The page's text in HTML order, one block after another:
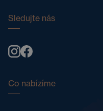
Sledujte nás
Co nabízíme